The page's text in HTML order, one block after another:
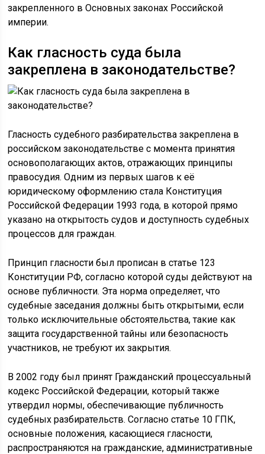
закрепленного в Основных законах Российской
империи.
Как гласность суда была
закреплена в законодательстве?
Гласность судебного разбирательства закреплена в
российском законодательстве с момента принятия
основополагающих актов, отражающих принципы
правосудия. Одним из первых шагов к её
юридическому оформлению стала Конституция
Российской Федерации 1993 года, в которой прямо
указано на открытость судов и доступность судебных
процессов для граждан.
Принцип гласности был прописан в статье 123
Конституции РФ, согласно которой суды действуют на
основе публичности. Эта норма определяет, что
судебные заседания должны быть открытыми, если
только исключительные обстоятельства, такие как
защита государственной тайны или безопасность
участников, не требуют их закрытия.
В 2002 году был принят Гражданский процессуальный
кодекс Российской Федерации, который также
утвердил нормы, обеспечивающие публичность
судебных разбирательств. Согласно статье 10 ГПК,
основные положения, касающиеся гласности,
распространяются на гражданские, административные